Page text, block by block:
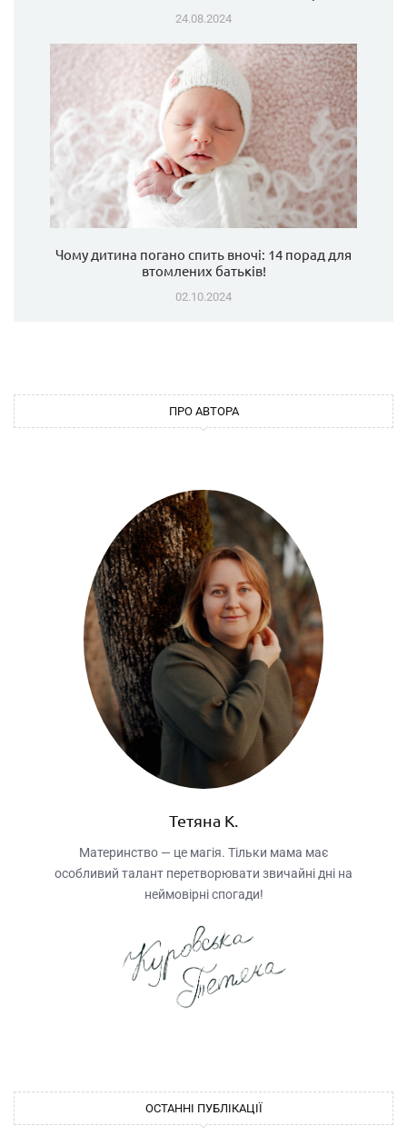
24.08.2024
Чому дитина погано спить вночі: 14 порад для
втомлених батьків!
02.10.2024
ПРО АВТОРА
Тетяна К.
Материнство — це магія. Тільки мама має
особливий талант перетворювати звичайні дні на
неймовірні спогади!
ОСТАННІ ПУБЛІКАЦІЇ